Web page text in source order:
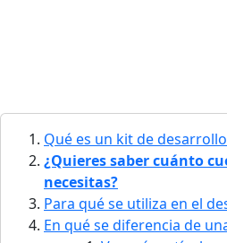
Qué es un kit de
¿Quieres saber cuánto
necesitas?
Para qué se utiliza en el
En qué se diferencia de